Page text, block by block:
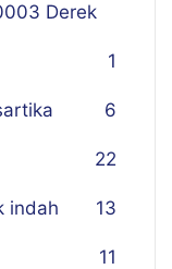
Derek
1
6
22
indah 13
11